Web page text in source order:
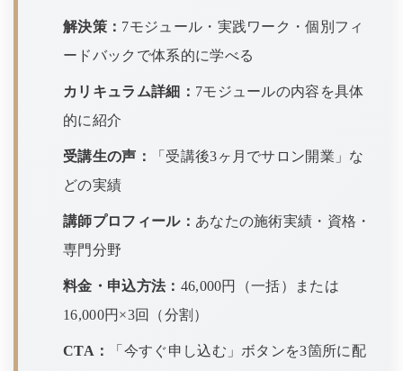
解決策： 7モジュール・実践ワーク・個別フィ
ードバックで体系的に学べる
カリキュラム詳細： 7モジュールの内容を具体
的に紹介
受講生の声：
「受講後3ヶ月でサロン開業」な
どの実績
講師プロフィール： あなたの施術実績・資格・
専門分野
料金・申込方法： 46,000円（一括）または
16,000円×3回（分割）
CTA：
「今すぐ申し込む」ボタンを3箇所に配